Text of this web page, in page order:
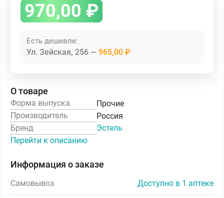
970,00 ₽
Есть дешевле:
Ул. Зейская, 256 965,00 ₽
О товаре
Форма выпуска
Прочие
Производитель
Россия
Бренд
Эстель
Перейти к описанию
Информация о заказе
Самовывоз Доступно в 1 аптеке